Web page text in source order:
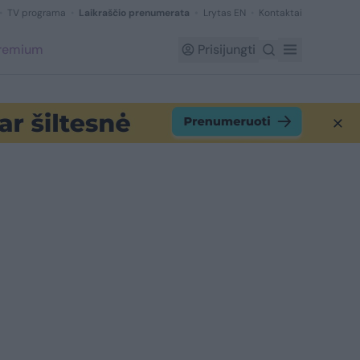
TV programa Laikraščio prenumerata Lrytas EN Kontaktai
Prisijungti